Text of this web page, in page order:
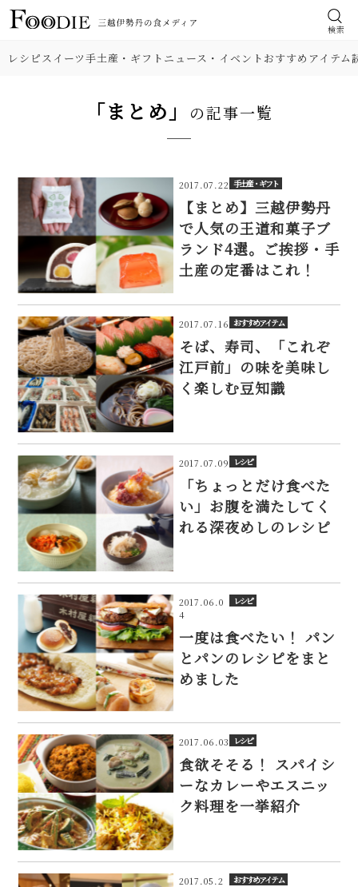
検索
レシピスイーツ手土産・ギフト ニュース・イベントおすすめアイテム
「まとめ」 の記事一覧
2017.07.22 手土産・ギフト
【まとめ】三越伊勢丹
で人気の王道和菓子ブ
ランド4選。ご挨拶・手
土産の定番はこれ！
2017.07.16 おすすめアイテム
そば、寿司、「これぞ
江戸前」の味を美味し
く楽しむ豆知識
2017.07.09 レシピ
「ちょっとだけ食べた
い」お腹を満たしてく
れる深夜めしのレシピ
2017.06.0
4
レシピ
一度は食べたい！ パン
とパンのレシピをまと
めました
2017.06.03 レシピ
食欲そそる！ スパイシ
ーなカレーやエスニッ
ク料理を一挙紹介
2017.05.2
おすすめアイテム